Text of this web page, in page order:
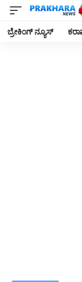
ಬ್ರೇಕಿಂಗ್ ನ್ಯೂಸ್